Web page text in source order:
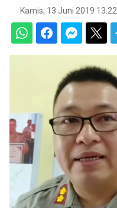
Kamis, 13 Juni 2019 13:22